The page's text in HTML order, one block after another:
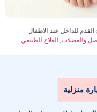
للداخل عند الاطفال
والعضلات العلاج الطبيعي
منزلية